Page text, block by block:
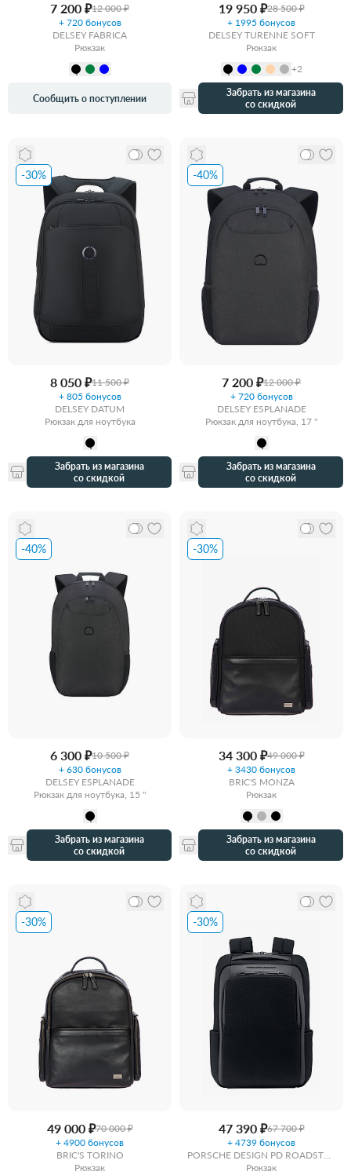
7 200 ₽12 000 ₽
+ 720 бонусов
DELSEY FABRICA
Рюкзак
Сообщить о поступлении
19 950 ₽28 500 ₽
+ 1995 бонусов
DELSEY TURENNE SOFT
Рюкзак
+2
Забрать из магазина
со скидкой
-30%
8 050 ₽11 500 ₽
+ 805 бонусов
DELSEY DATUM
Рюкзак для ноутбука
Забрать из магазина
со скидкой
-40%
7 200 ₽12 000 ₽
+ 720 бонусов
DELSEY ESPLANADE
Рюкзак для ноутбука, 17 "
Забрать из магазина
со скидкой
-40%
6 300 ₽10 500 ₽
+ 630 бонусов
DELSEY ESPLANADE
Рюкзак для ноутбука, 15 "
Забрать из магазина
со скидкой
-30%
34 300 ₽49 000 ₽
+ 3430 бонусов
BRIC'S MONZA
Рюкзак
Забрать из магазина
со скидкой
-30%
49 000 ₽70 000 ₽
+ 4900 бонусов
BRIC'S TORINO
Рюкзак
-30%
47 390 ₽67 700 ₽
+ 4739 бонусов
PORSCHE DESIGN PD ROADSTER
NYLON BY BRIC’S
Рюкзак